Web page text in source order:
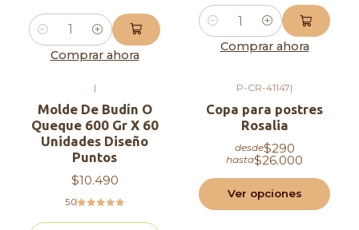
Cantidad
Comprar ahora
Cantidad
Comprar ahora
|
Molde De Budín O
Queque 600 Gr X 60
Unidades Diseño
Puntos
$10.490
5.0
P-CR-41147|
Copa para postres
Rosalia
desde$290
hasta$26.000
Ver opciones